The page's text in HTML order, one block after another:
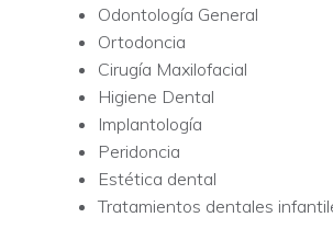
Odontología General
Ortodoncia
Cirugía Maxilofacial
Higiene Dental
Implantología
Peridoncia
Estética dental
Tratamientos dentales